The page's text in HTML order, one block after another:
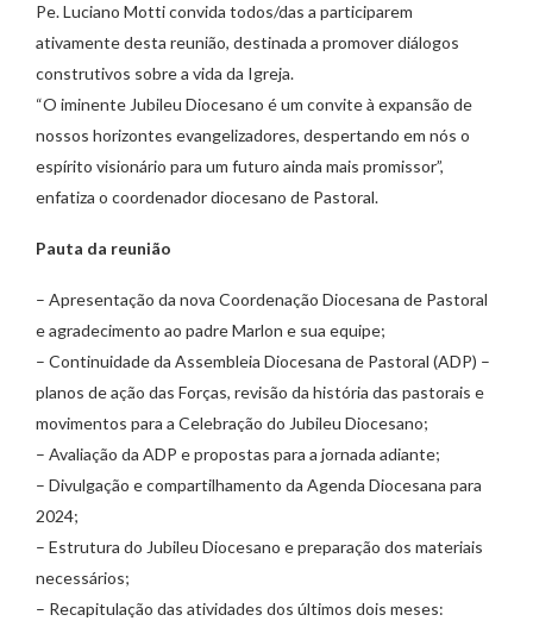
Pe. Luciano Motti convida todos/das a participarem
ativamente desta reunião, destinada a promover diálogos
construtivos sobre a vida da Igreja.
“O iminente Jubileu Diocesano é um convite à expansão de
nossos horizontes evangelizadores, despertando em nós o
espírito visionário para um futuro ainda mais promissor”,
enfatiza o coordenador diocesano de Pastoral.
Pauta da reunião
– Apresentação da nova Coordenação Diocesana de Pastoral
e agradecimento ao padre Marlon e sua equipe;
– Continuidade da Assembleia Diocesana de Pastoral (ADP) –
planos de ação das Forças, revisão da história das pastorais e
movimentos para a Celebração do Jubileu Diocesano;
– Avaliação da ADP e propostas para a jornada adiante;
– Divulgação e compartilhamento da Agenda Diocesana para
2024;
– Estrutura do Jubileu Diocesano e preparação dos materiais
necessários;
– Recapitulação das atividades dos últimos dois meses: